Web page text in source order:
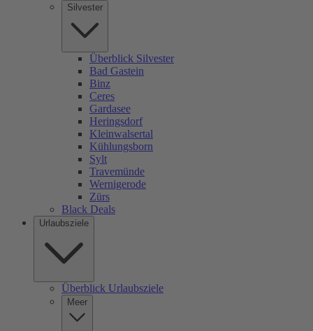
Silvester
Überblick Silvester
Bad Gastein
Binz
Ceres
Gardasee
Heringsdorf
Kleinwalsertal
Kühlungsborn
Sylt
Travemünde
Wernigerode
Zürs
Black Deals
Urlaubsziele
Überblick Urlaubsziele
Meer